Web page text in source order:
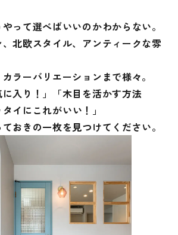
って選べばいいのかわからない。
北欧スタイル、 アンティークな雰
ラーバリエーションまで様々。
に入り！」「木目を活かす方法
タイにこれがいい！」
おきの一枚を見つけてください。